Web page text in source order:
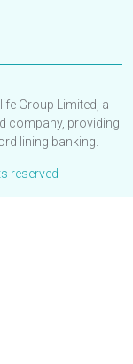
Group Limited, a
company, providing
lining banking.
reserved